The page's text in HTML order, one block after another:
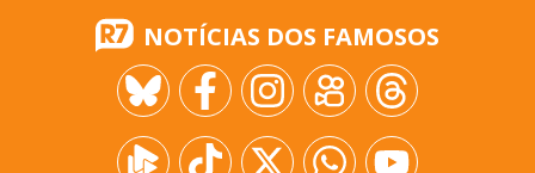
NOTÍCIAS DOS FAMOSOS